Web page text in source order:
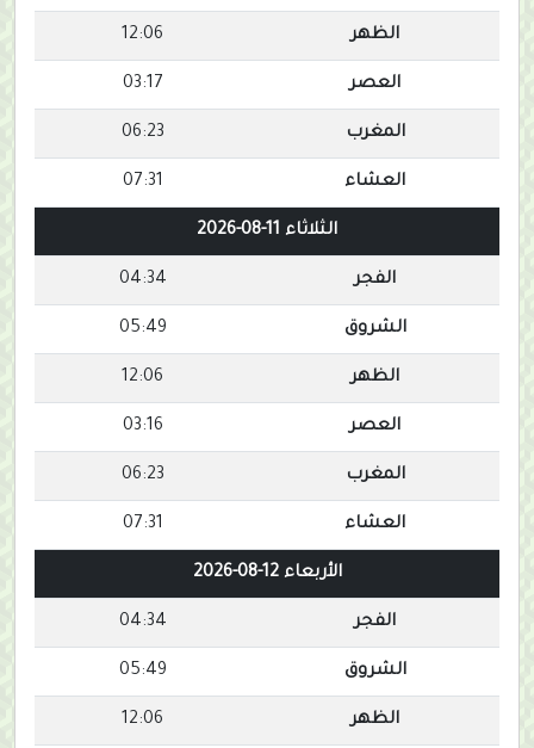
الظهر 12:06
العصر 03:17
المغرب 06:23
العشاء 07:31
الثلاثاء 11-08-2026
الفجر 04:34
الشروق 05:49
الظهر 12:06
العصر 03:16
المغرب 06:23
العشاء 07:31
الأربعاء 12-08-2026
الفجر 04:34
الشروق 05:49
الظهر 12:06